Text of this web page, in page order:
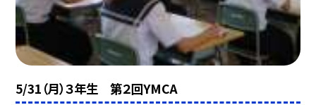
5/31（月）３年生 第２回YMCA